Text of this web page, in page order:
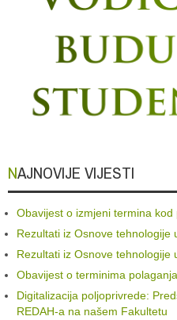
NAJNOVIJE VIJESTI
Obavijest o izmjeni termina kod
Rezultati iz Osnove tehnologije
Rezultati iz Osnove tehnologije
Obavijest o terminima
Digitalizacija poljoprivrede:
REDAH-a na našem Fakultetu